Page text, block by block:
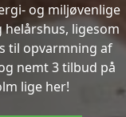
og miljøvenlige
ligesom
til opvarmning af
nemt 3 tilbud på
lige her!